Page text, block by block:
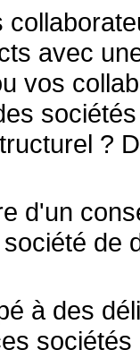
avec
vos
?
d'un
de
à des